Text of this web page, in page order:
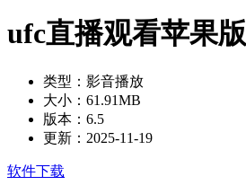
ufc直播观看苹果版
类型：影音播放
大小：61.91MB
版本：6.5
更新：2025-11-19
软件下载